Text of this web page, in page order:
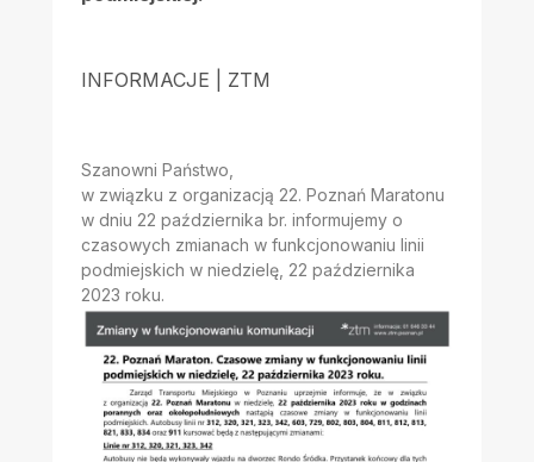
INFORMACJE | ZTM
Szanowni Państwo,
w związku z organizacją 22. Poznań Maratonu
w dniu 22 października br. informujemy o
czasowych zmianach w funkcjonowaniu linii
podmiejskich w niedzielę, 22 października
2023 roku.